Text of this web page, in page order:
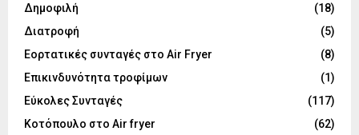
Δημοφιλή
(18)
Διατροφή
(5)
Εορτατικές συνταγές στο Air Fryer
(8)
Επικινδυνότητα τροφίμων
(1)
Εύκολες Συνταγές
(117)
Κοτόπουλο στο Air fryer
(62)